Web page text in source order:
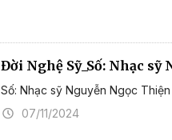
Đời Nghệ Sỹ_Số: Nhạc
Số: Nhạc sỹ Nguyễn Ngọc Thiện
07/11/2024